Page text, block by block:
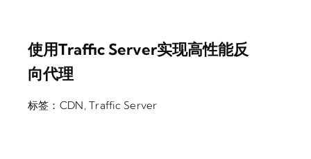
使用Traffic Server实现高性能反
向代理
标签： CDN,Traffic Server